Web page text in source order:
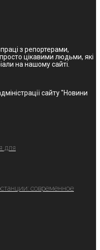
з репортерами,
цікавими людьми, які
на нашому сайті.
сайту "Новини
для
современное